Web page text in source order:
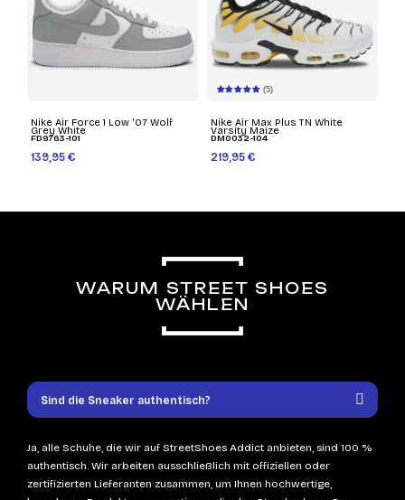
Nike Air Force 1 Low '07 Wolf
Grey White
FD9763-101
139,95 €
(5)
Nike Air Max Plus TN White
Varsity Maize
DM0032-104
219,95 €
WARUM STREET SHOES
WÄHLEN
Sind die Sneaker authentisch?
Ja, alle Schuhe, die wir auf StreetShoes Addict anbieten, sind 100 %
authentisch. Wir arbeiten ausschließlich mit offiziellen oder
zertifizierten Lieferanten zusammen, um Ihnen hochwertige,